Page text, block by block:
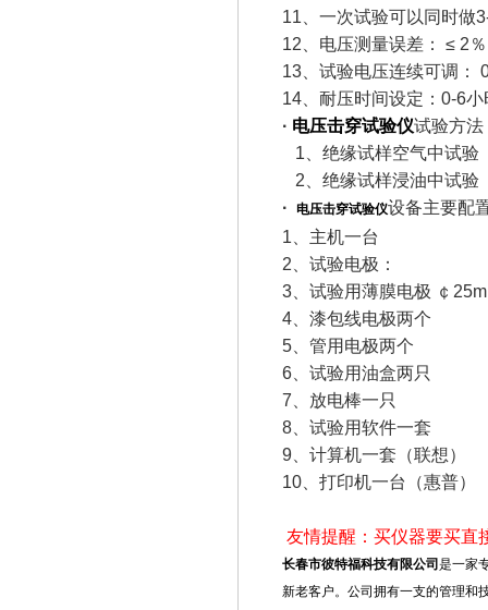
11、一次试验可以同时做
12、电压测量误差： ≤ 2％
13、试验电压连续可调：
14、耐压时间设定：0-6小
· 电压击穿试验仪试验方法
1、绝缘试样空气中试验
2、绝缘试样浸油中试验
·
电压击穿试验仪设备主要配
1、主机一台
2、试验电极：
3、试验用薄膜电极 ￠
4、漆包线电极两个
5、管用电极两个
6、试验用油盒两只
7、放电棒一只
8、试验用软件一套
9、计算机一套（联想）
10、打印机一台（惠普）
友情提醒：买仪器要买直
长春市彼特福科技有限公司 是一家
新老客户。公司拥有一支的管理和